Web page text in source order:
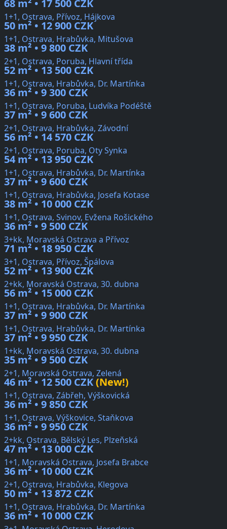
68 m² • 17 500 CZK
1+1, Ostrava, Přívoz, Hájkova
50 m² • 12 900 CZK
1+1, Ostrava, Hrabůvka, Mitušova
38 m² • 9 800 CZK
2+1, Ostrava, Poruba, Hlavní třída
52 m² • 13 500 CZK
1+1, Ostrava, Hrabůvka, Dr. Martínka
36 m² • 9 300 CZK
1+1, Ostrava, Poruba, Ludvíka Podéště
37 m² • 9 600 CZK
2+1, Ostrava, Hrabůvka, Závodní
56 m² • 14 570 CZK
2+1, Ostrava, Poruba, Oty Synka
54 m² • 13 950 CZK
1+1, Ostrava, Hrabůvka, Dr. Martínka
37 m² • 9 600 CZK
1+1, Ostrava, Hrabůvka, Josefa Kotase
38 m² • 10 000 CZK
1+1, Ostrava, Svinov, Evžena Rošického
36 m² • 9 500 CZK
3+kk, Moravská Ostrava a Přívoz
71 m² • 18 950 CZK
3+1, Ostrava, Přívoz, Špálova
52 m² • 13 900 CZK
2+kk, Moravská Ostrava, 30. dubna
56 m² • 15 000 CZK
1+1, Ostrava, Hrabůvka, Dr. Martínka
37 m² • 9 900 CZK
1+1, Ostrava, Hrabůvka, Dr. Martínka
37 m² • 9 950 CZK
1+kk, Moravská Ostrava, 30. dubna
35 m² • 9 500 CZK
2+1, Moravská Ostrava, Zelená
46 m² • 12 500 CZK(New!)
1+1, Ostrava, Zábřeh, Výškovická
36 m² • 9 850 CZK
1+1, Ostrava, Výškovice, Staňkova
36 m² • 9 950 CZK
2+kk, Ostrava, Bělský Les, Plzeňská
47 m² • 13 000 CZK
1+1, Moravská Ostrava, Josefa Brabce
36 m² • 10 000 CZK
2+1, Ostrava, Hrabůvka, Klegova
50 m² • 13 872 CZK
1+1, Ostrava, Hrabůvka, Dr. Martínka
36 m² • 10 000 CZK